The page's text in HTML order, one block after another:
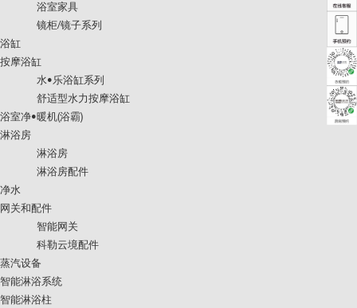
浴室家具
镜柜/镜子系列
浴缸
按摩浴缸
水•乐浴缸系列
舒适型水力按摩浴缸
浴室净•暖机(浴霸)
淋浴房
淋浴房
淋浴房配件
净水
网关和配件
智能网关
科勒云境配件
蒸汽设备
智能淋浴系统
智能淋浴柱